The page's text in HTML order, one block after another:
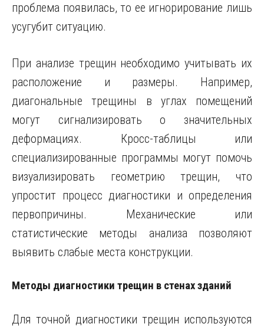
проблема появилась, то ее игнорирование лишь
усугубит ситуацию.
При анализе трещин необходимо учитывать их
расположение и размеры. Например,
диагональные трещины в углах помещений
могут сигнализировать о значительных
деформациях. Кросс-таблицы или
специализированные программы могут помочь
визуализировать геометрию трещин, что
упростит процесс диагностики и определения
первопричины. Механические или
статистические методы анализа позволяют
выявить слабые места конструкции.
Методы диагностики трещин в стенах зданий
Для точной диагностики трещин используются